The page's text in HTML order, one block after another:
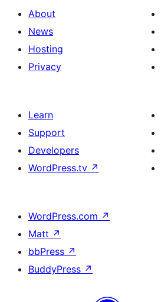
About
News
Hosting
Privacy
Learn
Support
Developers
WordPress.tv ↗
WordPress.com ↗
Matt ↗
bbPress ↗
BuddyPress ↗